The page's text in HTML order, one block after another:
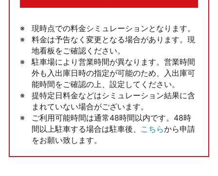
現時点での料金シミュレーションとなります。
料金は予告なく変更となる場合があります。現
地看板をご確認ください。
駐車場により営業時間が異なります。営業時間
外も入出庫日時の指定が可能のため、入出庫可
能時間をご確認の上、設定してください。
提特定日料金などはシミュレーション結果に含
まれていない場合がございます。
ご利用可能時間は通常48時間以内です。48時
間以上駐車する場合は駐車後、
こちらから申請
をお願い致します。